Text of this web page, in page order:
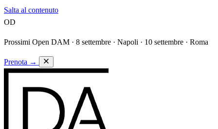
Salta al contenuto
OD
Prossimi Open DAM · 8 settembre · Napoli · 10 settembre · Roma
Prenota →